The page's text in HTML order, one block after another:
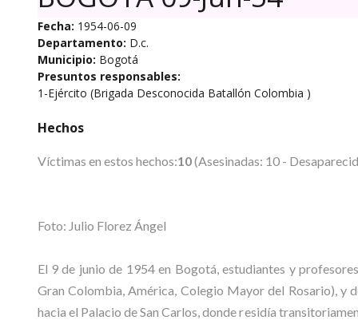
Fecha: 1954-06-09
Departamento: D.c.
Municipio: Bogotá
Presuntos responsables:
1-Ejército (Brigada Desconocida Batallón Colombia )
Hechos
Víctimas en estos hechos:10(Asesinadas: 10 -
Foto: Julio Florez Ángel
El 9 de junio de 1954 en Bogotá, estudiantes y
Gran Colombia, América, Colegio Mayor del Rosario), y
hacia el Palacio de San Carlos, donde residía